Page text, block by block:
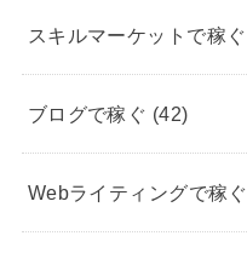
スキルマーケットで稼ぐ
ブログで稼ぐ (42)
Webライティングで稼ぐ